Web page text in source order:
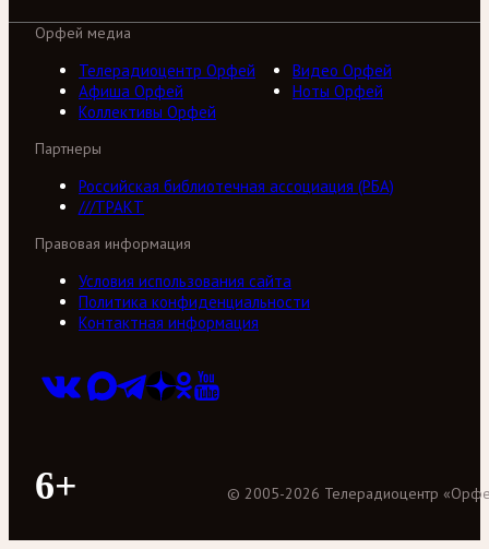
Орфей медиа
Телерадиоцентр Орфей
Видео Орфей
Афиша Орфей
Ноты Орфей
Коллективы Орфей
Партнеры
Российская библиотечная ассоциация (РБА)
///ТРАКТ
Правовая информация
Условия использования сайта
Политика конфиденциальности
Контактная информация
6+ © 2005-2026 Телерадиоцентр